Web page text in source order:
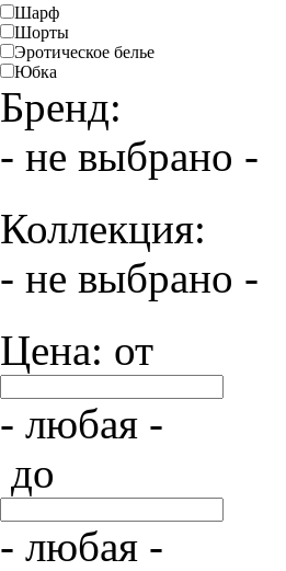
Шарф
Шорты
Эротическое белье
Юбка
Бренд:
- не выбрано -
Коллекция:
- не выбрано -
Цена: от
- любая -
до
- любая -